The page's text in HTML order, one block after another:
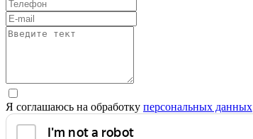
Я соглашаюсь на обработку персональных данных